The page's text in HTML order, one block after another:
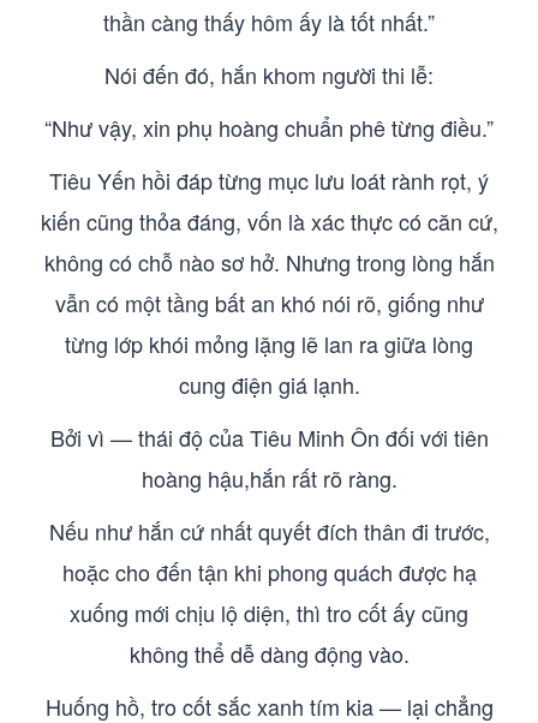
thần càng thấy hôm ấy là tốt nhất.”
Nói đến đó, hắn khom người thi lễ:
“Như vậy, xin phụ hoàng chuẩn phê từng điều.”
Tiêu Yến hồi đáp từng mục lưu loát rành rọt, ý
kiến cũng thỏa đáng, vốn là xác thực có căn cứ,
không có chỗ nào sơ hở. Nhưng trong lòng hắn
vẫn có một tầng bất an khó nói rõ, giống như
từng lớp khói mỏng lặng lẽ lan ra giữa lòng
cung điện giá lạnh.
Bởi vì — thái độ của Tiêu Minh Ôn đối với tiên
hoàng hậu,hắn rất rõ ràng.
Nếu như hắn cứ nhất quyết đích thân đi trước,
hoặc cho đến tận khi phong quách được hạ
xuống mới chịu lộ diện, thì tro cốt ấy cũng
không thể dễ dàng động vào.
Huống hồ, tro cốt sắc xanh tím kia — lại chẳng